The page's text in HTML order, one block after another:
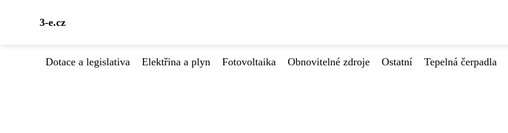
3-e.cz
Dotace a legislativa Elektřina a plyn Fotovoltaika Obnovitelné zdroje Ostatní Tepelná čerpadla